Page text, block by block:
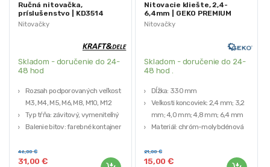
Nitovačky
Ručná nitovačka,
príslušenstvo | KD3514
Skladom - doručenie do 24-
48 hod
Rozsah podporovaných veľkostí:
M3, M4, M5, M6, M8, M10, M12
Typ tŕňa: závitový, vymeniteľný
Balenie bitov: farebné kontajnery
31,00€
46,00€
Nitovačky
Nitovacie kliešte, 2,4-
6,4mm | GEKO PREMIUM
Skladom - doručenie do 24-
48 hod .
Dĺžka: 330 mm
Veľkosti koncoviek: 2,4 mm; 3,2
mm; 4,0 mm; 4,8 mm; 6,4 mm
Materiál: chróm-molybdénová
Hmotnosť: 0,7 kg
15,00€
21,00€